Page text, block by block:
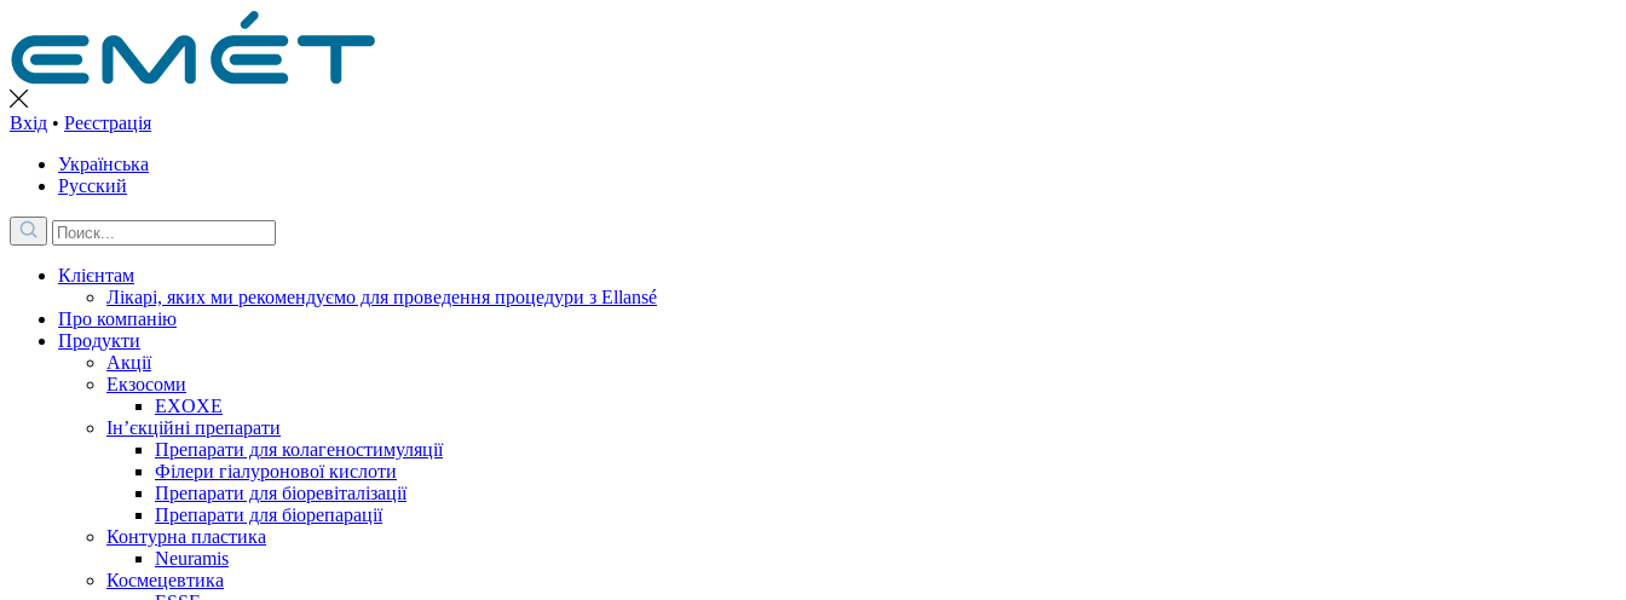
Вхід • Реєстрація
Українська
Русский
Клієнтам
Лікарі, яких ми рекомендуємо для проведення процедури з Ellansé
Про компанію
Продукти
Акції
Екзосоми
EXOXE
Ін’єкційні препарати
Препарати для колагеностимуляції
Філери гіалуронової кислоти
Препарати для біоревіталізації
Препарати для біорепарації
Контурна пластика
Neuramis
Космецевтика